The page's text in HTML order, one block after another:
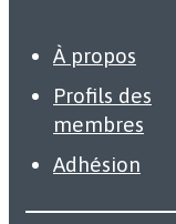
À propos
Profils des
membres
Adhésion